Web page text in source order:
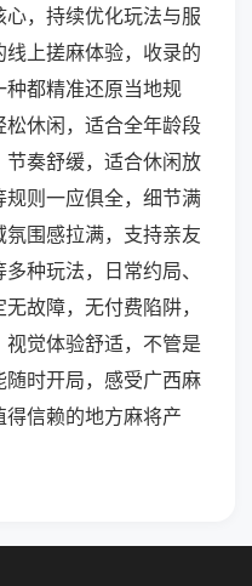
，持续优化玩法与服
上搓麻体验，收录的
都精准还原当地规
休闲，适合全年龄段
奏舒缓，适合休闲放
则一应俱全，细节满
围感拉满，支持亲友
种玩法，日常约局、
故障，无付费陷阱，
觉体验舒适，不管是
时开局，感受广西麻
信赖的地方麻将产